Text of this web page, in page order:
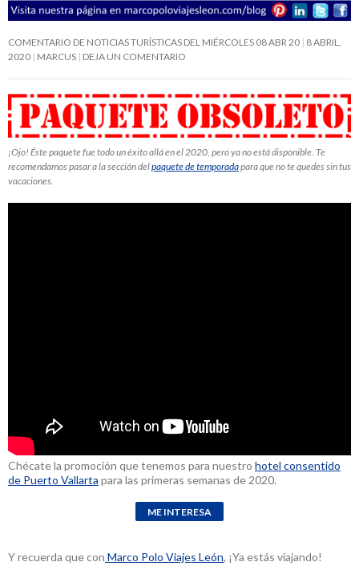
COMENTARIO DE NOTICIAS TURÍSTICAS DEL MIÉRCOLES 08 ABR 20 8 ABRIL,
2020 MARCUS DEJA UN COMENTARIO
¡Ojo! Éste paquete fue todo un éxito allá en el 2020, pero ya no está disponible. Te
recomendamos pasar a la sección delpaquete de temporadapara que no te quedes sin tus
vacaciones.
Chécate la promoción que tenemos para nuestro hotel consentido
de Puerto Vallarta para las primeras semanas de 2020.
Y recuerda que con Marco Polo Viajes León, ¡Ya estás viajando!